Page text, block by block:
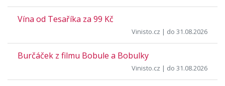
Vína od Tesaříka za 99 Kč
Vinisto.cz | do 31.08.2026
Burčáček z filmu Bobule a Bobulky
Vinisto.cz | do 31.08.2026